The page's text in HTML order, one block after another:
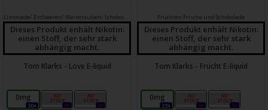
Dieses Produkt enhält Nikotin:
einen Stoff, der sehr stark
abhängig macht.
Tom Klarks - Love E-liquid
0mg
30x
3mg
0x
6mg
0x
Früchten Frische und Schokolade
Dieses Produkt enhält Nikotin:
einen Stoff, der sehr stark
abhängig macht.
Tom Klarks - Frucht E-liquid
0mg
23x
3mg
0x
6mg
0x